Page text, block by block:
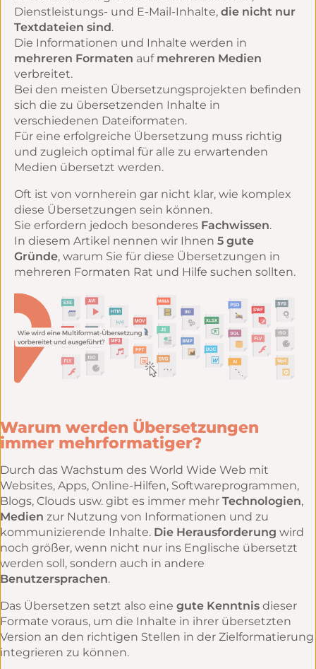
Dienstleistungs- und E-Mail-Inhalte, die nicht nur
Textdateien sind.
Die Informationen und Inhalte werden in
mehreren Formaten auf mehreren Medien
verbreitet.
Bei den meisten Übersetzungsprojekten befinden
sich die zu übersetzenden Inhalte in
verschiedenen Dateiformaten.
Für eine erfolgreiche Übersetzung muss richtig
und zugleich optimal für alle zu erwartenden
Medien übersetzt werden.
Oft ist von vornherein gar nicht klar, wie komplex
diese Übersetzungen sein können.
Sie erfordern jedoch besonderes Fachwissen.
In diesem Artikel nennen wir Ihnen 5 gute
Gründe, warum Sie für diese Übersetzungen in
mehreren Formaten Rat und Hilfe suchen sollten.
Warum werden Übersetzungen
immer mehrformatiger?
Durch das Wachstum des World Wide Web mit
Websites, Apps, Online-Hilfen, Softwareprogrammen,
Blogs, Clouds usw. gibt es immer mehr Technologien,
Medien zur Nutzung von Informationen und zu
kommunizierende Inhalte. Die Herausforderung wird
noch größer, wenn nicht nur ins Englische übersetzt
werden soll, sondern auch in andere
Benutzersprachen.
Das Übersetzen setzt also eine gute Kenntnis dieser
Formate voraus, um die Inhalte in ihrer übersetzten
Version an den richtigen Stellen in der Zielformatierung
integrieren zu können.